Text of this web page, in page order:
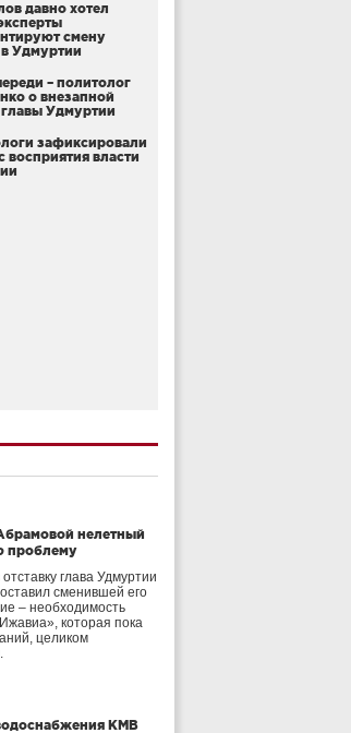
давно хотел
смену
Удмуртии
– политолог
о внезапной
Удмуртии
зафиксировали
восприятия власти
нелетный
проблему
глава Удмуртии
сменившей его
– необходимость
которая пока
целиком
КМВ